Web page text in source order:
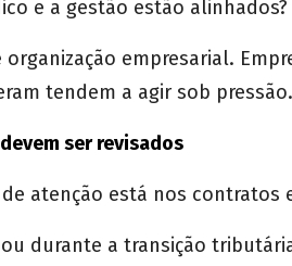
e a gestão estão alinhados?
empresarial.
tendem a agir sob pressão.
ser revisados
atenção está nos contratos
durante a transição